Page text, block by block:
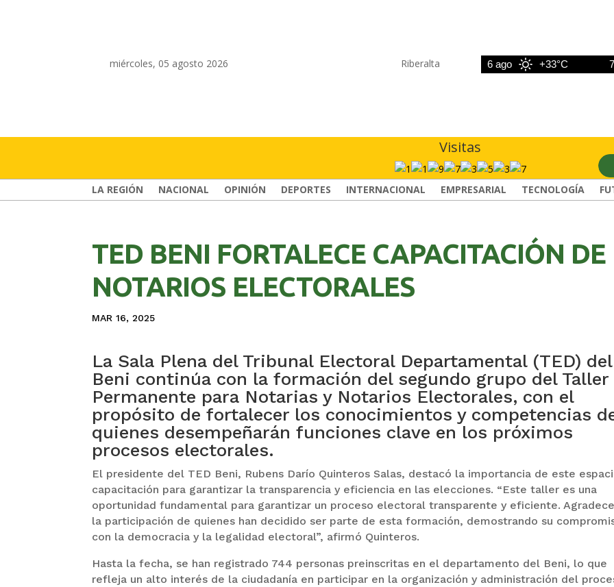
miércoles, 05 agosto 2026 Riberalta
+32°C 6 ago +33°C 7 ago
Visitas
LA REGIÓN NACIONAL OPINIÓN DEPORTES INTERNACIONAL EMPRESARIAL TECNOLOGÍA
TED BENI FORTALECE CAPACITACIÓN DE
NOTARIOS ELECTORALES
MAR 16, 2025
La Sala Plena del Tribunal Electoral Departamental (TED) del
Beni continúa con la formación del segundo grupo del Taller
Permanente para Notarias y Notarios Electorales, con el
propósito de fortalecer los conocimientos y competencias
quienes desempeñarán funciones clave en los próximos
procesos electorales.
El presidente del TED Beni, Rubens Darío Quinteros Salas, destacó la importancia de este
capacitación para garantizar la transparencia y eficiencia en las elecciones. “Este taller es una
oportunidad fundamental para garantizar un proceso electoral transparente y eficiente.
la participación de quienes han decidido ser parte de esta formación, demostrando su
con la democracia y la legalidad electoral”, afirmó Quinteros.
Hasta la fecha, se han registrado 744 personas preinscritas en el departamento del Beni, lo que
refleja un alto interés de la ciudadanía en participar en la organización y administración del